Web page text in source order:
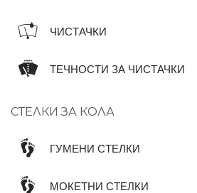
ЧИСТАЧКИ
ТЕЧНОСТИ ЗА ЧИСТАЧКИ
СТЕЛКИ ЗА КОЛА
ГУМЕНИ СТЕЛКИ
МОКЕТНИ СТЕЛКИ